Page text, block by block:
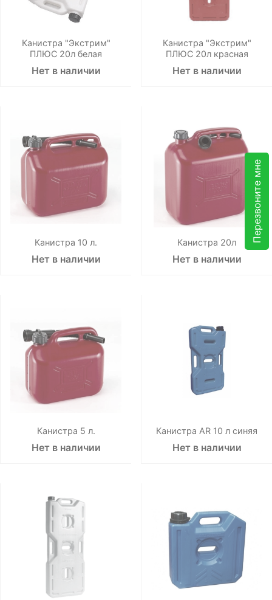
Перезвоните мне
Канистра "Экстрим"
ПЛЮС 20л белая
Нет в наличии
Канистра "Экстрим"
ПЛЮС 20л красная
Нет в наличии
Канистра 10 л.
Нет в наличии
Канистра 20л
Нет в наличии
Канистра 5 л.
Нет в наличии
Канистра AR 10 л синяя
Нет в наличии